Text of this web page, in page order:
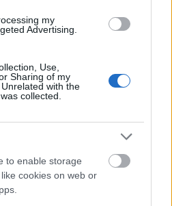
my
Advertising.
Use,
Sharing of my
with the
collected.
to enable storage
cookies on web or
η δήλωση για την θεραπεία
τις αλλαγές στην κορυφή